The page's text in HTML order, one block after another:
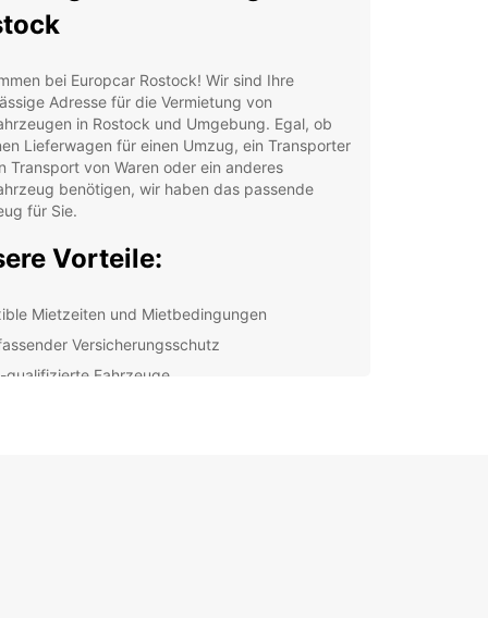
bei Europcar Rostock! Wir sind Ihre
Adresse für die Vermietung von
in Rostock und Umgebung. Egal, ob
Lieferwagen für einen Umzug, ein Transporter
Transport von Waren oder ein anderes
benötigen, wir haben das passende
für Sie.
Vorteile:
Mietzeiten und Mietbedingungen
Versicherungsschutz
qualifizierte Fahrzeuge